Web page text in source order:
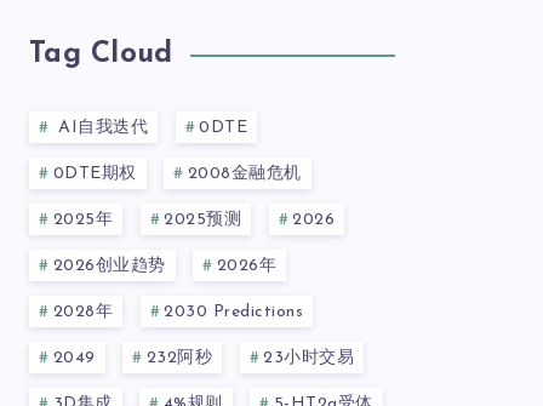
Tag Cloud
AI自我迭代 0DTE
0DTE期权 2008金融危机
2025年 2025预测 2026
2026创业趋势 2026年
2028年 2030 Predictions
2049 232阿秒 23小时交易